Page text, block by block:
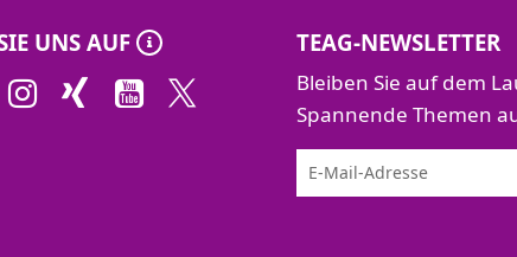
UNS AUF TEAG-NEWSLETTER
Bleiben Sie auf dem
Spannende Themen